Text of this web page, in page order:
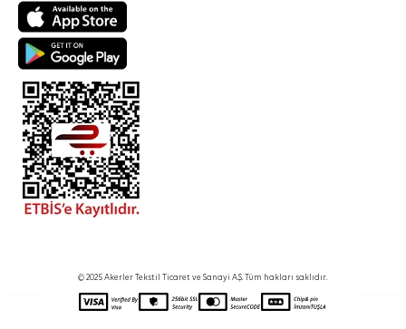
© 2025 Akerler Tekstil Ticaret ve Sanayi A.Ş. Tüm hakları saklıdır.